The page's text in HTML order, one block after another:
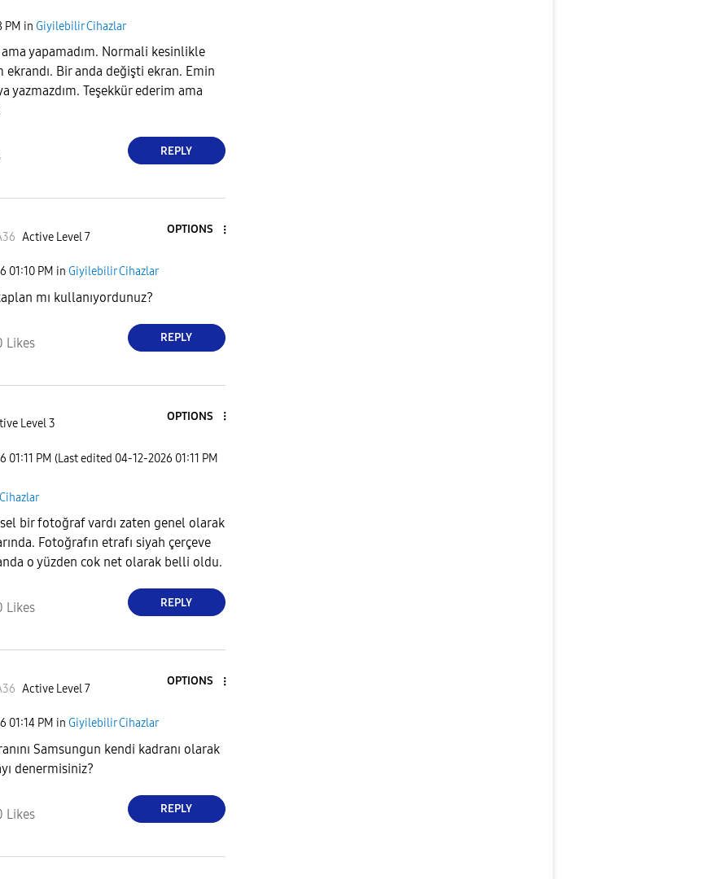
PM in Giyilebilir Cihazlar
yapamadım. Normali kesinlikle
Bir anda değişti ekran. Emin
yazmazdım. Teşekkür ederim ama
REPLY
Active Level 7
OPTIONS
01:10 PM in Giyilebilir Cihazlar
mı kullanıyordunuz?
Likes REPLY
Level 3
OPTIONS
01:11 PM (Last edited ‎04-12-2026 01:11 PM
bir fotoğraf vardı zaten genel olarak
Fotoğrafın etrafı siyah çerçeve
o yüzden cok net olarak belli oldu.
Likes REPLY
Active Level 7
OPTIONS
01:14 PM in Giyilebilir Cihazlar
Samsungun kendi kadranı olarak
denermisiniz?
Likes REPLY